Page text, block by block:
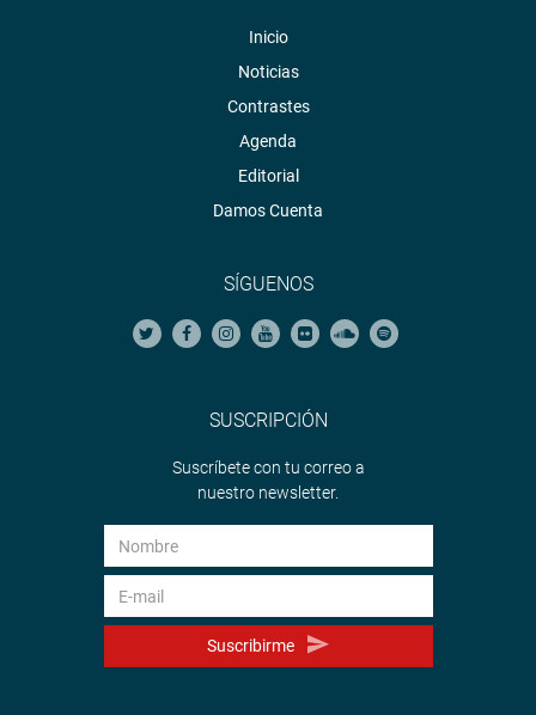
Inicio
Noticias
Contrastes
Agenda
Editorial
Damos Cuenta
SÍGUENOS
SUSCRIPCIÓN
Suscríbete con tu correo a
nuestro newsletter.
Suscribirme